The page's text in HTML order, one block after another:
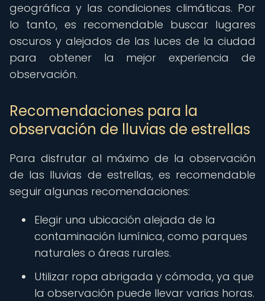
geográfica y las condiciones climáticas. Por
lo tanto, es recomendable buscar lugares
oscuros y alejados de las luces de la ciudad
para obtener la mejor experiencia de
observación.
Recomendaciones para la
observación de lluvias de estrellas
Para disfrutar al máximo de la observación
de las lluvias de estrellas, es recomendable
seguir algunas recomendaciones:
Elegir una ubicación alejada de la
contaminación lumínica, como parques
naturales o áreas rurales.
Utilizar ropa abrigada y cómoda, ya que
la observación puede llevar varias horas.